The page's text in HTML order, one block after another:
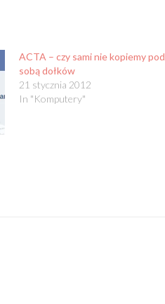
ACTA – czy sami nie kopiemy pod
sobą dołków
21 stycznia 2012
In "Komputery"